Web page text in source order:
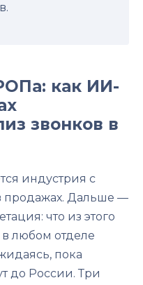
как ИИ-
звонков в
индустрия с
продажах. Дальше —
что из этого
любом отделе
пока
до России. Три